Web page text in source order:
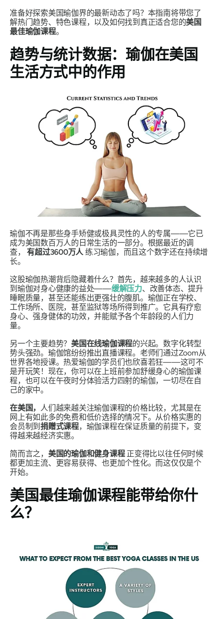
准备好探索美国瑜伽界的最新动态了吗？本指南将带您了
解热门趋势、特色课程，以及如何找到真正适合您的美国
最佳瑜伽课程。
趋势与统计数据：瑜伽在美国
生活方式中的作用
瑜伽不再是那些身手矫健或极具灵性的人的专属——它已
成为美国数百万人的日常生活的一部分。根据最近的调
查，有超过3600万人 练习瑜伽，而且这个数字还在持续增
长。
这股瑜伽热潮背后隐藏着什么？首先，越来越多的人认识
到瑜伽对身心健康的益处——缓解压力、改善体态、提升
睡眠质量，甚至还能练出更强壮的腹肌。瑜伽正在学校、
工作场所、医院，甚至监狱等场所得到推广。它具有疗愈
身心、强身健体的功效，并能赋予各个年龄段的人们力
量。
另一个主要趋势？ 美国在线瑜伽课程的兴起。数字化转型
势头强劲。瑜伽馆纷纷推出直播课程。老师们通过Zoom从
世界各地授课。热爱瑜伽的学员们也欣喜若狂——这可不
是开玩笑！现在，你可以在上班前参加舒缓身心的瑜伽课
程，也可以在午夜时分体验活力四射的瑜伽，一切尽在自
己的家中。
在美国，
人们越来越关注瑜伽课程的价格比较，尤其是在
网上有如此多的免费和低价选择的情况下。从价格实惠的
会员制到捐赠式课程，瑜伽课程在保证质量的前提下，变
得越来越经济实惠。
简而言之， 美国的瑜伽和健身课程正变得比以往任何时候
都更加主流、更容易获得、也更加个性化。而这仅仅是个
开始。
美国最佳瑜伽课程能带给你什
么？